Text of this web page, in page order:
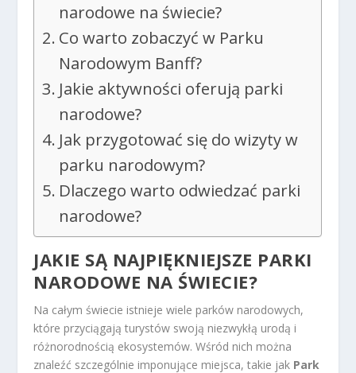
narodowe na świecie?
Co warto zobaczyć w Parku
Narodowym Banff?
Jakie aktywności oferują parki
narodowe?
Jak przygotować się do wizyty w
parku narodowym?
Dlaczego warto odwiedzać parki
narodowe?
JAKIE SĄ NAJPIĘKNIEJSZE PARKI
NARODOWE NA ŚWIECIE?
Na całym świecie istnieje wiele parków narodowych,
które przyciągają turystów swoją niezwykłą urodą i
różnorodnością ekosystemów. Wśród nich można
znaleźć szczególnie imponujące miejsca, takie jak Park